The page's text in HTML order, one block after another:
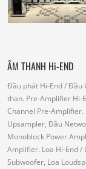
ÂM THANH Hi-END
Đầu phát Hi-End/ Đầu
than. Pre-Amplifier Hi-
Channel Pre-Amplifier.
Upsampler, Đầu
Monoblock Power
Amplifier. Loa Hi-End/
Subwoofer, Loa